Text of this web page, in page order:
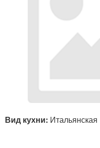
Вид кухни: Итальянская